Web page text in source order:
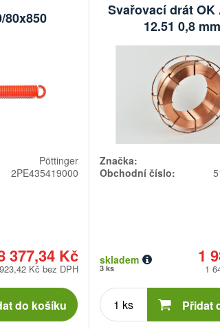
80x850
Pöttinger
2PE435419000
377,34 Kč
Kč bez DPH
do košíku
Svařovací drát OK
12.51 0,8
Značka:
Obchodní číslo:
1
skladem
3 ks 1
Počet
kusů Přidat